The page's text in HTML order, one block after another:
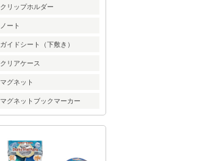
クリップホルダー
ノート
ガイドシート（下敷き）
クリアケース
マグネット
マグネットブックマーカー